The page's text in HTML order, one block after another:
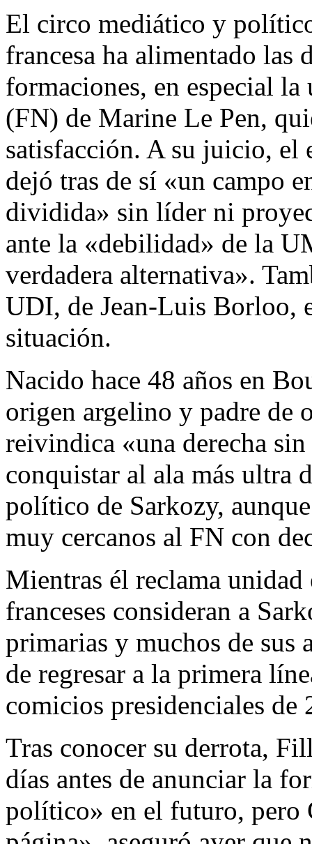
El circo mediático y
francesa ha alimentado las
formaciones, en especial
(FN) de Marine Le Pen,
satisfacción. A su juicio, el
dejó tras de sí «un campo
dividida» sin líder ni
ante la «debilidad» de la
verdadera alternativa».
UDI, de Jean-Luis Borloo,
situación.
Nacido hace 48 años en
origen argelino y padre de
reivindica «una derecha
conquistar al ala más ultra
político de Sarkozy,
muy cercanos al FN con
Mientras él reclama
franceses consideran a
primarias y muchos de sus
de regresar a la primera
comicios presidenciales de
Tras conocer su derrota,
días antes de anunciar la
político» en el futuro, pero